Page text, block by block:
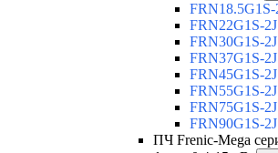
FRN22G1S-
FRN30G1S-
FRN37G1S-
FRN45G1S-
FRN55G1S-
FRN75G1S-
FRN90G1S-
ПЧ Frenic-Mega